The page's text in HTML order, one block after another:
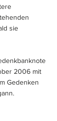
sie
2006 mit
Gedenken